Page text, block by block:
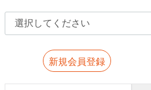
新規会員登録